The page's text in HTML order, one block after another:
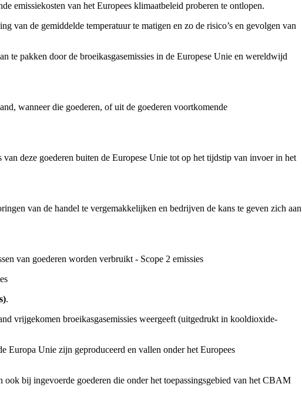
emissiekosten van het Europees klimaatbeleid proberen te ontlopen.
van de gemiddelde temperatuur te matigen en zo de risico’s en gevolgen van
te pakken door de broeikasgasemissies in de Europese Unie en wereldwijd
wanneer die goederen, of uit de goederen voortkomende
deze goederen buiten de Europese Unie tot op het tijdstip van invoer in het
van de handel te vergemakkelijken en bedrijven de kans te geven zich aan
van goederen worden verbruikt - Scope 2 emissies
.
vrijgekomen broeikasgasemissies weergeeft (uitgedrukt in kooldioxide-
Europa Unie zijn geproduceerd en vallen onder het Europees
ook bij ingevoerde goederen die onder het toepassingsgebied van het CBAM